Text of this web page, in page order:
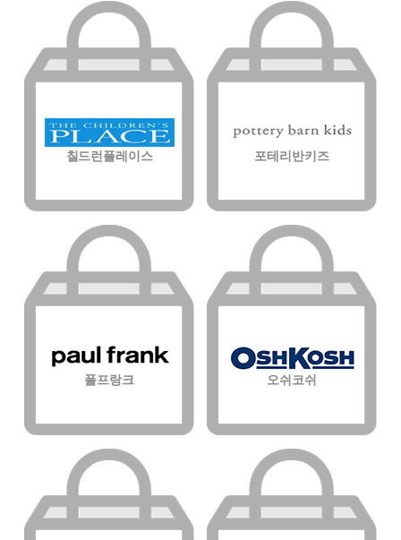
칠드런플레이스 포테리반키즈
폴프랑크 오쉬코쉬